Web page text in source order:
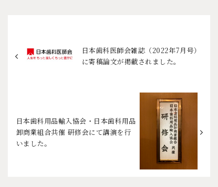
日本歯科医師会雑誌（2022年7月号）
に寄稿論文が掲載されました。
日本歯科用品輸入協会・日本歯科用品
卸商業組合共催 研修会にて講演を行
いました。